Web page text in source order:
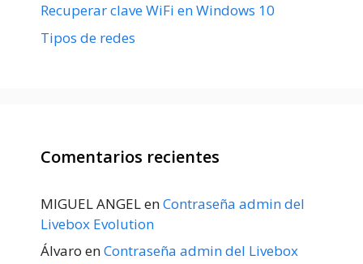
Recuperar clave WiFi en Windows 10
Tipos de redes
Comentarios recientes
MIGUEL ANGELenContraseña admin del
Livebox Evolution
Álvaro enContraseña admin del Livebox